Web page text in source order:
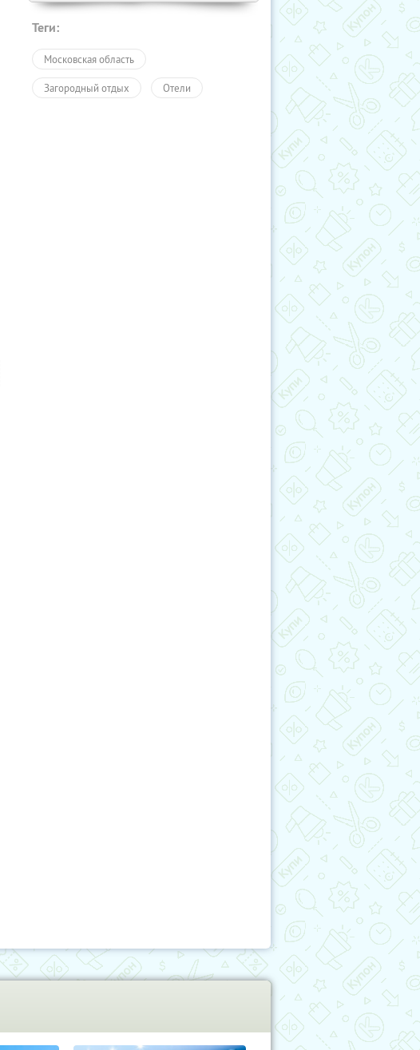
Теги:
Московская область
Загородный отдых Отели